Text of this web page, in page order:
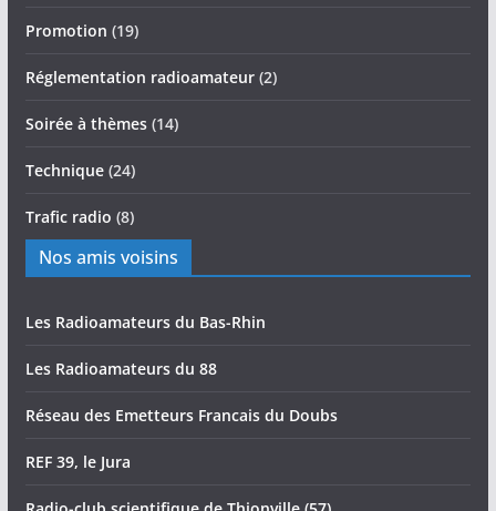
Promotion (19)
Réglementation radioamateur(2)
Soirée à thèmes(14)
Technique(24)
Trafic radio (8)
Nos amis voisins
Les Radioamateurs du Bas-Rhin
Les Radioamateurs du 88
Réseau des Emetteurs Francais du Doubs
REF 39, le Jura